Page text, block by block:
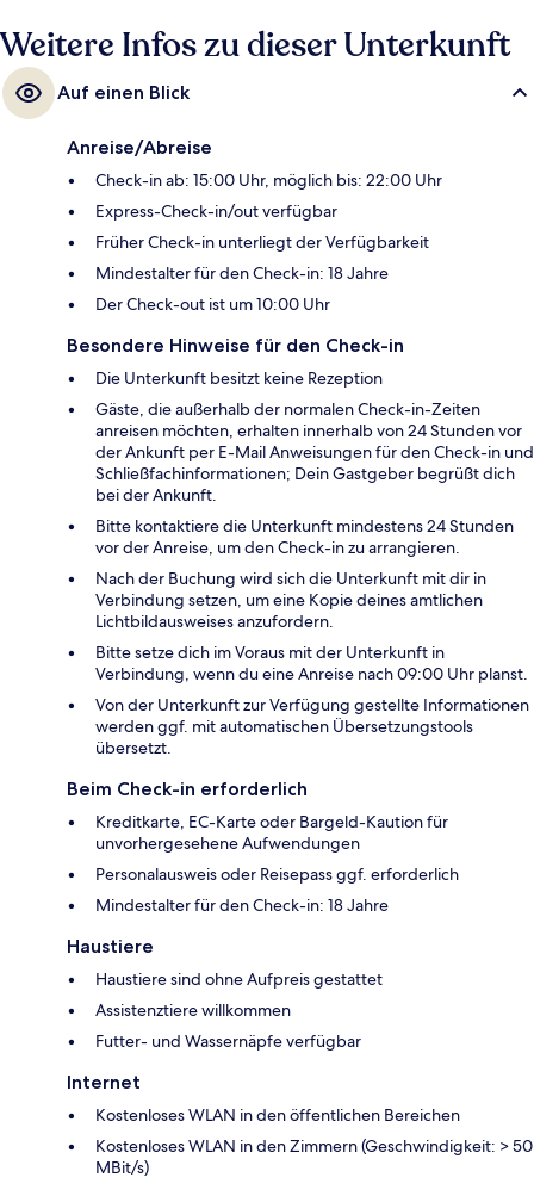
Weitere Infos zu dieser Unterkunft
Auf einen Blick
Anreise/Abreise
Check-in ab: 15:00 Uhr, möglich bis: 22:00 Uhr
Express-Check-in/out verfügbar
Früher Check-in unterliegt der Verfügbarkeit
Mindestalter für den Check-in: 18 Jahre
Der Check-out ist um 10:00 Uhr
Besondere Hinweise für den Check-in
Die Unterkunft besitzt keine Rezeption
Gäste, die außerhalb der normalen Check-in-Zeiten
anreisen möchten, erhalten innerhalb von 24 Stunden vor
der Ankunft per E-Mail Anweisungen für den Check-in und
Schließfachinformationen; Dein Gastgeber begrüßt dich
bei der Ankunft.
Bitte kontaktiere die Unterkunft mindestens 24 Stunden
vor der Anreise, um den Check-in zu arrangieren.
Nach der Buchung wird sich die Unterkunft mit dir in
Verbindung setzen, um eine Kopie deines amtlichen
Lichtbildausweises anzufordern.
Bitte setze dich im Voraus mit der Unterkunft in
Verbindung, wenn du eine Anreise nach 09:00 Uhr planst.
Von der Unterkunft zur Verfügung gestellte Informationen
werden ggf. mit automatischen Übersetzungstools
übersetzt.
Beim Check-in erforderlich
Kreditkarte, EC-Karte oder Bargeld-Kaution für
unvorhergesehene Aufwendungen
Personalausweis oder Reisepass ggf. erforderlich
Mindestalter für den Check-in: 18 Jahre
Haustiere
Haustiere sind ohne Aufpreis gestattet
Assistenztiere willkommen
Futter- und Wassernäpfe verfügbar
Internet
Kostenloses WLAN in den öffentlichen Bereichen
Kostenloses WLAN in den Zimmern (Geschwindigkeit: > 50
MBit/s)